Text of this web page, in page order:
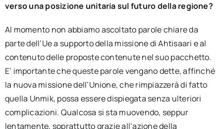
verso una posizione unitaria sul futuro della regione?
Al momento non abbiamo ascoltato parole chiare da
parte dell’Ue a supporto della missione di Ahtisaari e al
contenuto delle proposte contenute nel suo pacchetto.
E’ importante che queste parole vengano dette, affinché
la nuova missione dell’Unione, che rimpiazzerà di fatto
quella Unmik, possa essere dispiegata senza ulteriori
complicazioni. Qualcosa si sta muovendo, seppur
lentamente, soprattutto grazie all’azione della